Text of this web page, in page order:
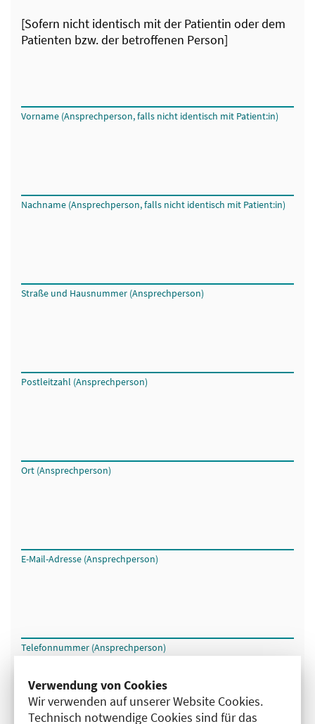
Verwendung von Cookies
Wir verwenden auf unserer Website Cookies.
Technisch notwendige Cookies sind für das
[Sofern nicht identisch mit der Patientin oder dem
Patienten bzw. der betroffenen Person]
Vorname (Ansprechperson, falls nicht identisch mit Patient:in)
Nachname (Ansprechperson, falls nicht identisch mit Patient:in)
Straße und Hausnummer (Ansprechperson)
Postleitzahl (Ansprechperson)
Ort (Ansprechperson)
E-Mail-Adresse (Ansprechperson)
Telefonnummer (Ansprechperson)
Angaben zur
Ärztin/Arzt/Praxis, die oder